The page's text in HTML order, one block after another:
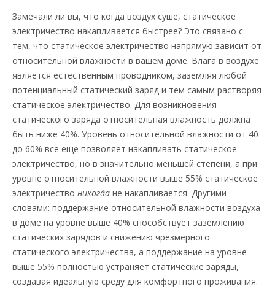
Замечали ли вы, что когда воздух суше, статическое
электричество накапливается быстрее? Это связано с
тем, что статическое электричество напрямую зависит от
относительной влажности в вашем доме. Влага в воздухе
является естественным проводником, заземляя любой
потенциальный статический заряд и тем самым растворяя
статическое электричество. Для возникновения
статического заряда относительная влажность должна
быть ниже 40%. Уровень относительной влажности от 40
до 60% все еще позволяет накапливать статическое
электричество, но в значительно меньшей степени, а при
уровне относительной влажности выше 55% статическое
электричество никогда не накапливается. Другими
словами: поддержание относительной влажности воздуха
в доме на уровне выше 40% способствует заземлению
статических зарядов и снижению чрезмерного
статического электричества, а поддержание на уровне
выше 55% полностью устраняет статические заряды,
создавая идеальную среду для комфортного проживания.